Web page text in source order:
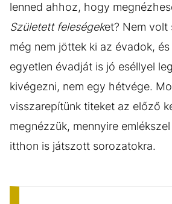
lenned ahhoz, hogy
Született feleségeket? Nem volt
még nem jöttek ki az évadok,
egyetlen évadját is jó eséllyel
kivégezni, nem egy hétvége.
visszarepítünk titeket az előző
megnézzük, mennyire
itthon is játszott sorozatokra.